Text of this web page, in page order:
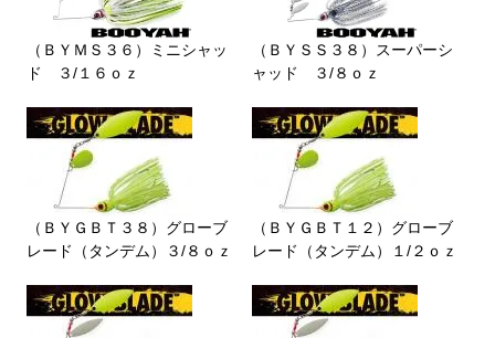
（ＢＹＭＳ３６）ミニシャッ
ド ３/１６ｏｚ
（ＢＹＳＳ３８）スーパーシ
ャッド ３/８ｏｚ
（ＢＹＧＢＴ３８）グローブ
レード（タンデム）３/８ｏｚ
（ＢＹＧＢＴ１２）グローブ
レード（タンデム）１/２ｏｚ